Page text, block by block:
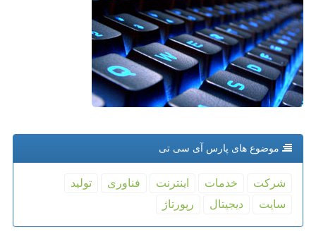
موضوع های پارس آی سی تی
شركت خدمات اینترنت فناوری
تولید
سایت
دیجیتال رپورتاژ